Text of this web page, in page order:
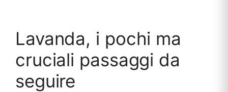
Lavanda, i pochi ma
cruciali passaggi da
seguire